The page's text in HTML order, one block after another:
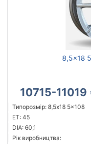
8,5x18
10715-11019
Типорозмір: 8,5x18 5x108
ET: 45
DIA: 60,1
Рік виробництва: